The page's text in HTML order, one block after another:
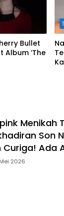
Bullet
Album ‘The
Menikah
Son
Curiga! Ada
2026